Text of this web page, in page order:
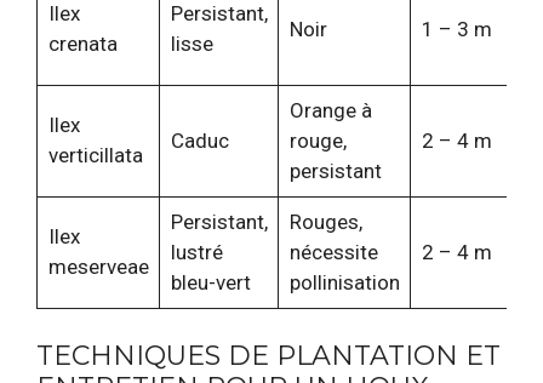
Ilex
crenata
Persistant,
lisse
Noir 1 – 3 m
Ilex
verticillata
Caduc
Orange à
rouge,
persistant
2 – 4 m
Ilex
meserveae
Persistant,
lustré
bleu-vert
Rouges,
nécessite
pollinisation
2 – 4 m
TECHNIQUES DE PLANTATION ET